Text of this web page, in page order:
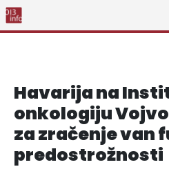
Havarija na
onkologiju
za zračenje van
predostrožnosti